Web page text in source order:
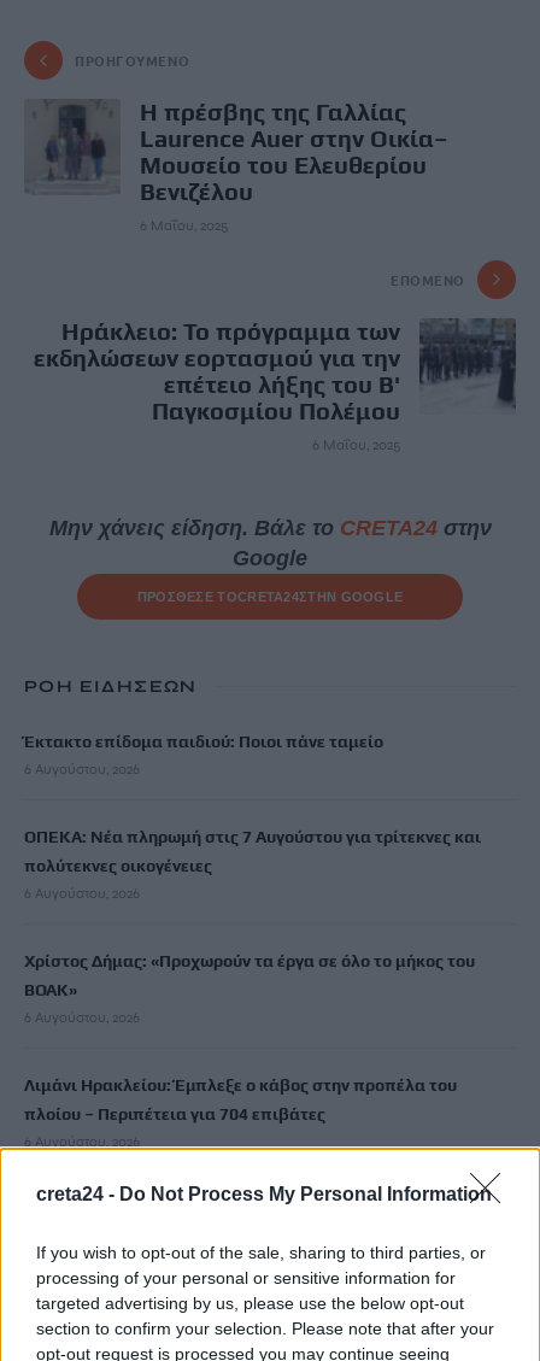
creta24 - Do Not Process My Personal Information
If you wish to opt-out of the sale, sharing to third parties, or
processing of your personal or sensitive information for
targeted advertising by us, please use the below opt-out
section to confirm your selection. Please note that after your
opt-out request is processed you may continue seeing
ΠΡΟΗΓΟΎΜΕΝΟ
Η πρέσβης της Γαλλίας
Laurence Auer στην Οικία–
Μουσείο του Ελευθερίου
Βενιζέλου
6 Μαΐου, 2025
ΕΠΌΜΕΝΟ
Ηράκλειο: Το πρόγραμμα των
εκδηλώσεων εορτασμού για την
επέτειο λήξης του Β'
Παγκοσμίου Πολέμου
6 Μαΐου, 2025
Μην χάνεις είδηση. Βάλε το CRETA24στην
Google
ΠΡΟΣΘΕΣΕ ΤΟCRETA24ΣΤΗΝ GOOGLE
ΡΟΗ ΕΙΔΗΣΕΩΝ
Έκτακτο επίδομα παιδιού: Ποιοι πάνε ταμείο
6 Αυγούστου, 2026
ΟΠΕΚΑ: Νέα πληρωμή στις 7 Αυγούστου για τρίτεκνες και
πολύτεκνες οικογένειες
6 Αυγούστου, 2026
Χρίστος Δήμας: «Προχωρούν τα έργα σε όλο το μήκος του
ΒΟΑΚ»
6 Αυγούστου, 2026
Λιμάνι Ηρακλείου: Έμπλεξε ο κάβος στην προπέλα του
πλοίου – Περιπέτεια για 704 επιβάτες
6 Αυγούστου, 2026
Ντύθηκε «Χάρος» και ανέβηκε στην οροφή νοσοκομείου
Guardian: Έτοιμο το πρώτο κατασκευαστικό συμβόλαιο στη
Γάζα από το «Συμβούλιο Ειρήνης» του Τραμπ